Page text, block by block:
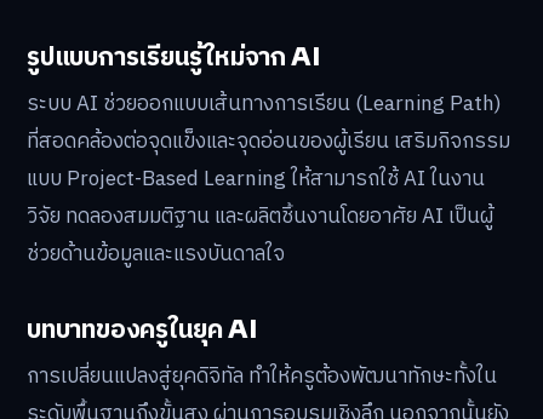
รูปแบบการเรียนรู้ใหม่จาก AI
ระบบ AI ช่วยออกแบบเส้นทางการเรียน (Learning Path)
ที่สอดคล้องต่อจุดแข็งและจุดอ่อนของผู้เรียน เสริมกิจกรรม
แบบ Project-Based Learning ให้สามารถใช้ AI ในงาน
วิจัย ทดลองสมมติฐาน และผลิตชิ้นงานโดยอาศัย AI เป็นผู้
ช่วยด้านข้อมูลและแรงบันดาลใจ
บทบาทของครูในยุค AI
การเปลี่ยนแปลงสู่ยุคดิจิทัล ทำให้ครูต้องพัฒนาทักษะทั้งใน